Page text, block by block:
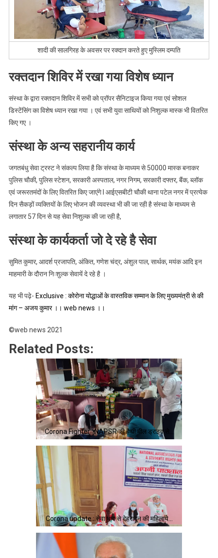
शादी की सालगिरह के अवसर पर रक्दान करते हुए मुस्लिम दम्पति
रक्तदान शिविर में रखा गया विशेष ध्यान
संस्था के द्वारा रक्तदान शिविर में सभी को प्रॉपर सैनिटाइज किया गया एवं सोशल
डिस्टेंसिंग का विशेष ध्यान रखा गया । एवं सभी युवा साथियों को निशुल्क मास्क भी वितरित
किए गए ।
संस्था के अन्य सहरानीय कार्य
जगतबंधु सेवा ट्रस्ट ने संकल्प लिया है कि संस्था के माध्यम से 50000 मास्क बनाकर
पुलिस चौकी, पुलिस स्टेशन, सरकारी अस्पताल, नगर निगम, सरकारी दफ्तर, बैंक, ब्लॉक
एवं जरूरतमंदों के लिए वितरित किए जाएंगे l आईएसबीटी चौकी थाना पटेल नगर में प्रत्येक
दिन सैकड़ों व्यक्तियों के लिए भोजन की व्यवस्था भी की जा रही है संस्था के माध्यम से
लगातार 57 दिन से यह सेवा निशुल्क की जा रही है,
संस्था के कार्यकर्ता जो दे रहे है सेवा
सुमित कुमार, आदर्श प्रजापति, अंकित, गणेश चंद्र, अंशुल पाल, सार्थक, मयंक आदि इन
माहमारी के दौरान निःशुल्क सेवायें दे रहे है ।
यह भी पढ़े- Exclusive : कोरोना योद्धाओं के वास्तविक सम्मान के लिए मुख्यमंत्री से की
मांग – अजय कुमार ।। web news ।।
©web news 2021
Related Posts:
Corona Fighter : NAPSR की हैप्पी मील ड्राइव से…
Corona update : सेवा भाव से देहरादून की महिलाये…